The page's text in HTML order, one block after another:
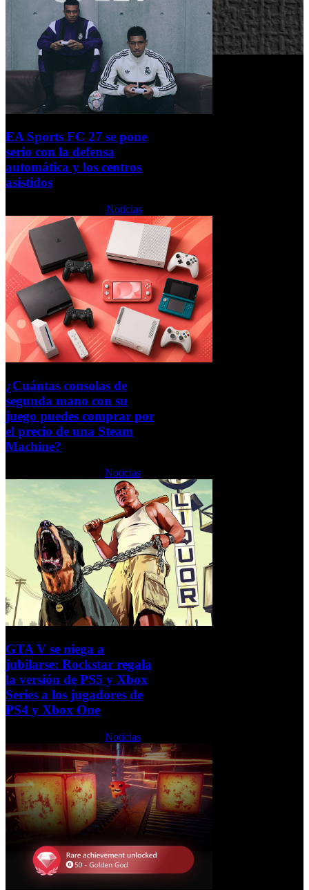
EA Sports FC 27 se pone
serio con la defensa
automática y los centros
asistidos
Noticias
¿Cuántas consolas de
segunda mano con su
juego puedes comprar por
el precio de una Steam
Machine?
Noticias
GTA V se niega a
jubilarse: Rockstar regala
la versión de PS5 y Xbox
Series a los jugadores de
PS4 y Xbox One
Noticias